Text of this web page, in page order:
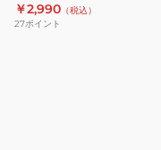
￥2,990 （税込）
27ポイント